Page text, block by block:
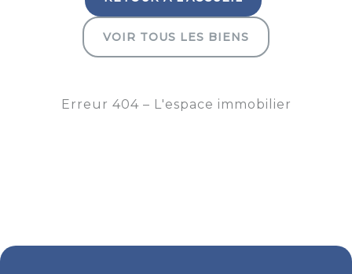
VOIR TOUS LES BIENS
Erreur 404 – L'espace immobilier